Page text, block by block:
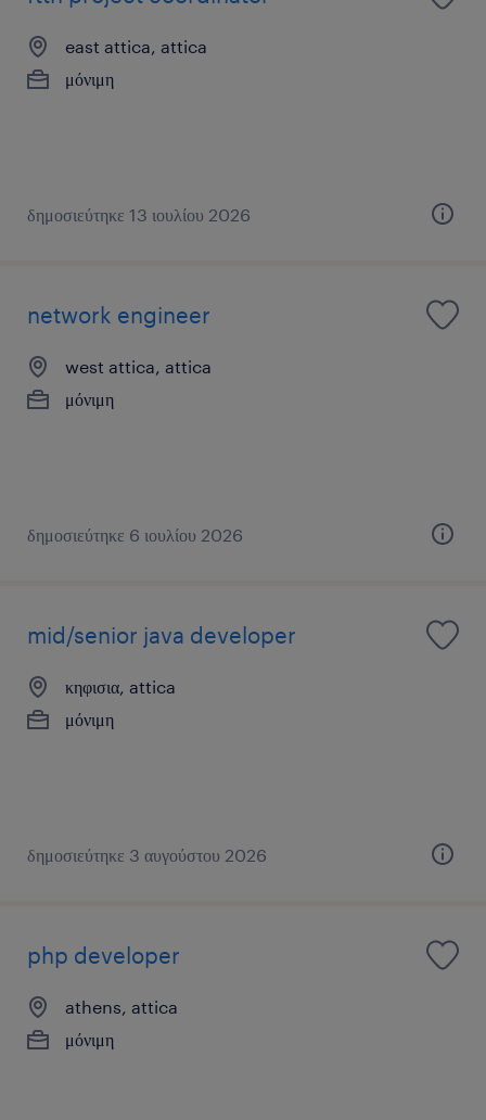
east attica, attica
μόνιμη
δημοσιεύτηκε 13 ιουλίου 2026
network engineer
west attica, attica
μόνιμη
δημοσιεύτηκε 6 ιουλίου 2026
mid/senior java developer
κηφισια, attica
μόνιμη
δημοσιεύτηκε 3 αυγούστου 2026
php developer
athens, attica
μόνιμη